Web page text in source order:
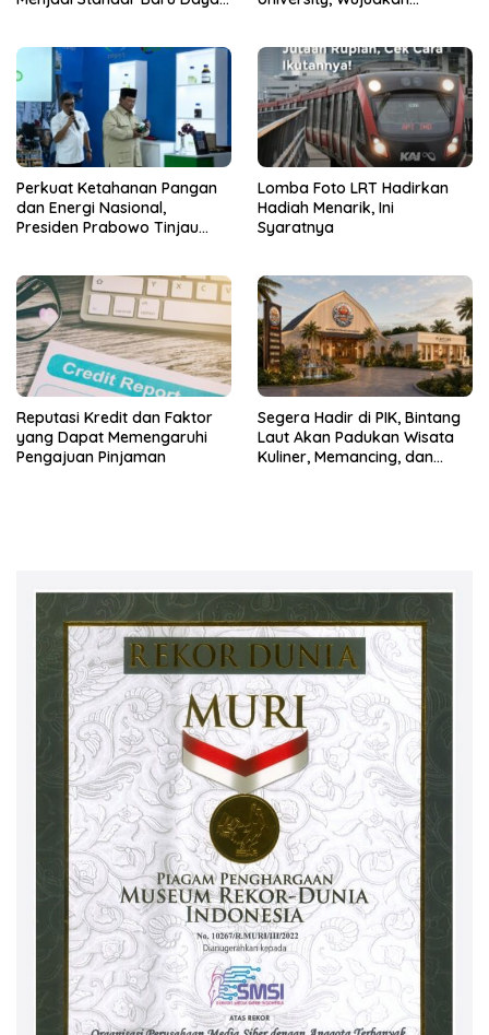
Perkuat Ketahanan Pangan
dan Energi Nasional,
Presiden Prabowo Tinjau
Perkebunan Nusantara
Lomba Foto LRT Hadirkan
Hadiah Menarik, Ini
Syaratnya
Reputasi Kredit dan Faktor
yang Dapat Memengaruhi
Pengajuan Pinjaman
Segera Hadir di PIK, Bintang
Laut Akan Padukan Wisata
Kuliner, Memancing, dan